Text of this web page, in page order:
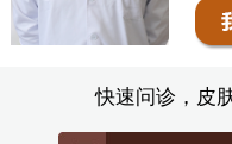
快速问诊，皮